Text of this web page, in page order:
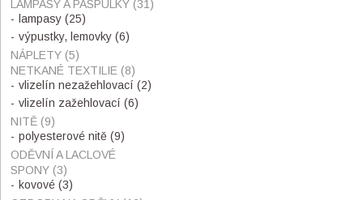
LAMPASY A PASPULKY (31)
lampasy (25)
výpustky, lemovky (6)
NÁPLETY (5)
NETKANÉ TEXTILIE (8)
vlizelín nezažehlovací (2)
vlizelín zažehlovací (6)
NITĚ (9)
polyesterové nitě (9)
ODĚVNÍ A LACLOVÉ
SPONY (3)
kovové (3)